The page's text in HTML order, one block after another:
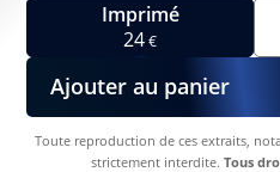
Imprimé
24€
Ajouter au panier
Toute reproduction de ces extraits,
strictement interdite. Tous